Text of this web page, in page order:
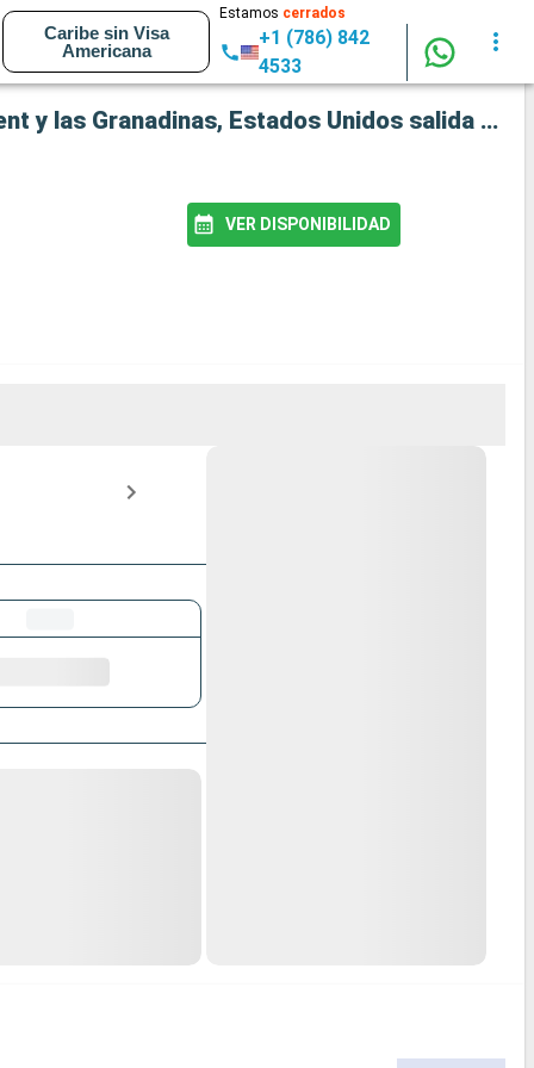
Caribe sin Visa
Americana
Estamos cerrados
+1 (786) 842
4533
Crucero Seven Seas Prestige: República Dominicana, Puerto Rico, Francia, Dominica, San Vincent y las Granadinas, Estados Unidos salida desde Miami
VER DISPONIBILIDAD